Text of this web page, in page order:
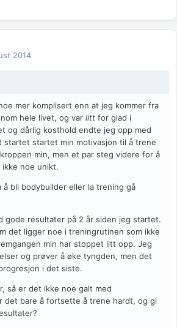
2014
mer komplisert enn at jeg kommer fra
hele livet, og var litt for glad i
og dårlig kosthold endte jeg opp med
startet startet min motivasjon til å trene
min, men et par steg videre for å
ikke noe unikt.
å bli bodybuilder eller la trening gå
gode resultater på 2 år siden jeg startet.
det ligger noe i treningrutinen som ikke
min har stoppet litt opp. Jeg
og prøver å øke tyngden, men det
i det siste.
så er det ikke noe galt med
det bare å fortsette å trene hardt, og gi